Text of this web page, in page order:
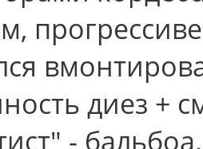
диез +
-